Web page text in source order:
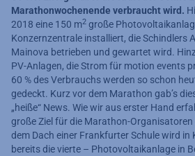
Marathonwochenende verbraucht wird.
2018 eine 150 m2 große
Konzernzentrale installiert, die Schindlers
Mainova betrieben und gewartet wird.
PV-Anlagen, die Strom für motion events
60 % des Verbrauchs werden so schon
gedeckt. Kurz vor dem Marathon gab’s
„heiße“ News. Wie wir aus erster Hand
große Ziel für die Marathon-
dem Dach einer Frankfurter Schule wird in
bereits die vierte – Photovoltaikanlage in